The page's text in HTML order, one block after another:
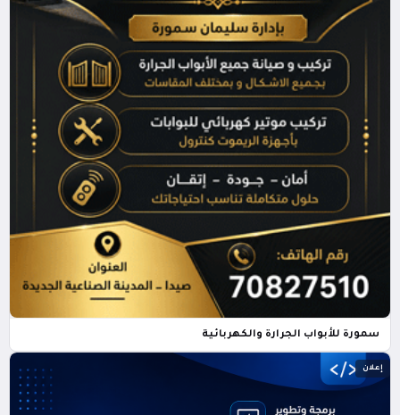
سمورة للأبواب الجرارة والكهربائية
إعلان